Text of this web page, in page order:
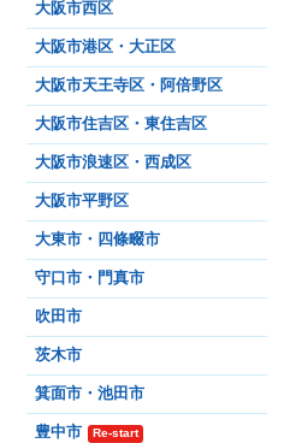
大阪市西区
大阪市港区・大正区
大阪市天王寺区・阿倍野区
大阪市住吉区・東住吉区
大阪市浪速区・西成区
大阪市平野区
大東市・四條畷市
守口市・門真市
吹田市
茨木市
箕面市・池田市
豊中市 Re-start